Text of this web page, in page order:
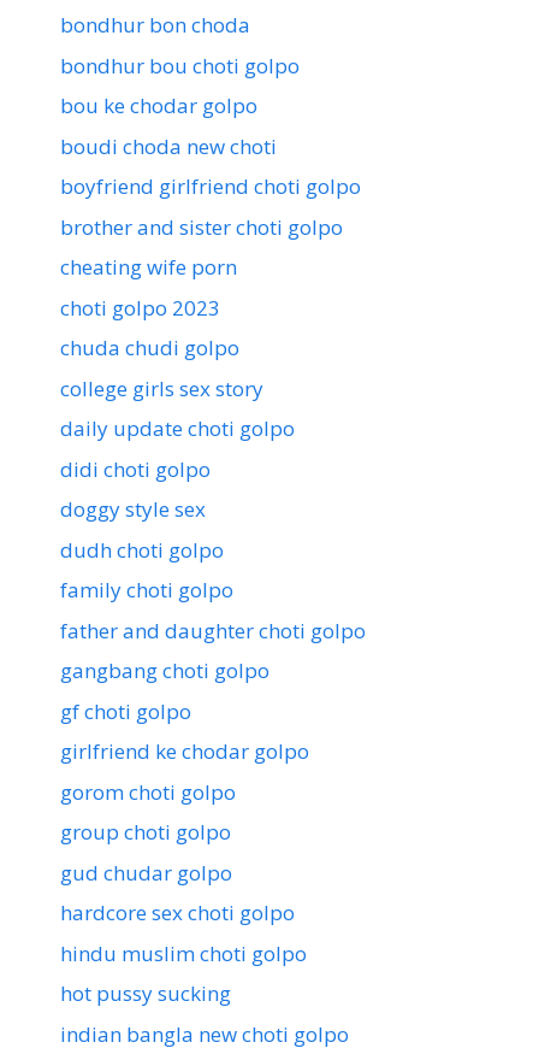
bondhur bon choda
bondhur bou choti golpo
bou ke chodar golpo
boudi choda new choti
boyfriend girlfriend choti golpo
brother and sister choti golpo
cheating wife porn
choti golpo 2023
chuda chudi golpo
college girls sex story
daily update choti golpo
didi choti golpo
doggy style sex
dudh choti golpo
family choti golpo
father and daughter choti golpo
gangbang choti golpo
gf choti golpo
girlfriend ke chodar golpo
gorom choti golpo
group choti golpo
gud chudar golpo
hardcore sex choti golpo
hindu muslim choti golpo
hot pussy sucking
indian bangla new choti golpo